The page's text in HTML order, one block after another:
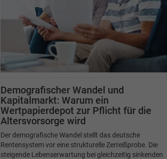
Demografischer Wandel und
Kapitalmarkt: Warum ein
Wertpapierdepot zur Pflicht für die
Altersvorsorge wird
Der demografische Wandel stellt das deutsche
Rentensystem vor eine strukturelle Zerreißprobe. Die
steigende Lebenserwartung bei gleichzeitig sinkenden